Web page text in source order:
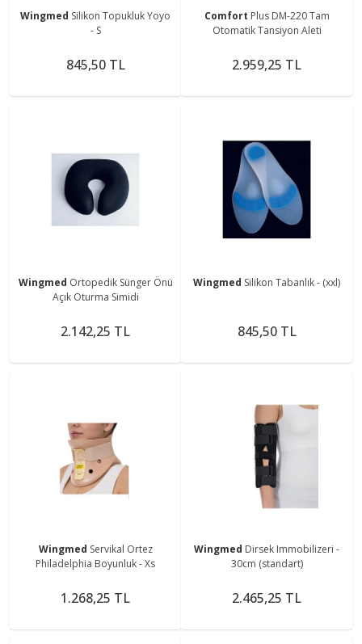
Wingmed Silikon Topukluk Yoyo
- S
845,50 TL
Comfort Plus DM-220 Tam
Otomatik Tansiyon Aleti
2.959,25 TL
Wingmed Ortopedik Sünger Önü
Açık Oturma Simidi
2.142,25 TL
Wingmed Silikon Tabanlık - (xxl)
845,50 TL
Wingmed Servikal Ortez
Philadelphia Boyunluk - Xs
1.268,25 TL
Wingmed Dirsek Immobilizeri -
30cm (standart)
2.465,25 TL